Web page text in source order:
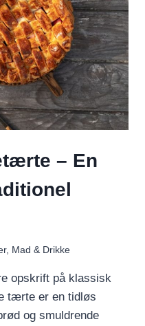
– En
, Mad & Drikke
opskrift på klassisk
tærte er en tidløs
og smuldrende